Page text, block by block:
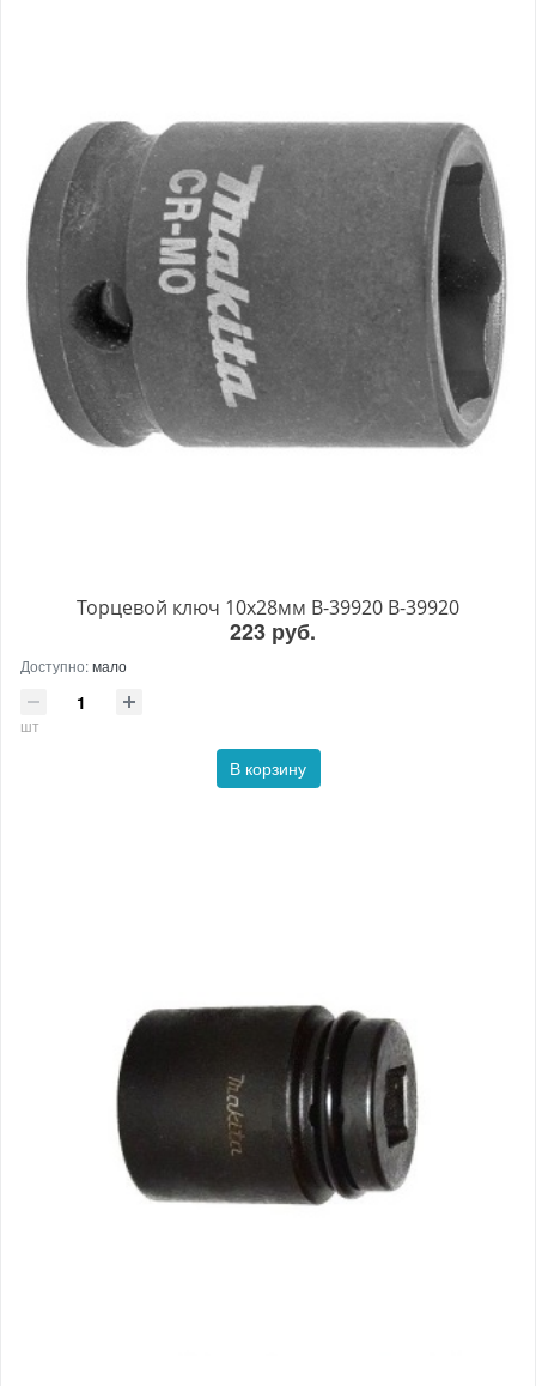
Торцевой ключ 10x28мм B-39920 B-39920
223 руб.
Доступно:мало
шт
В корзину